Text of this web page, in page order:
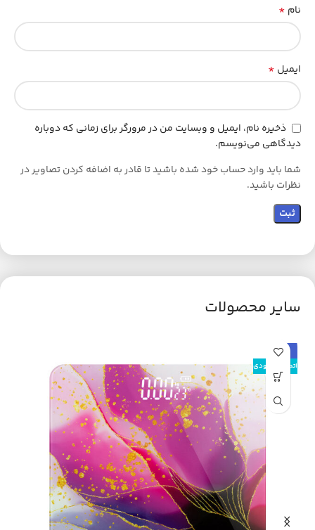
نام *
ایمیل *
ذخیره نام، ایمیل و وبسایت من در مرورگر برای زمانی که دوباره
دیدگاهی می‌نویسم.
شما باید وارد حساب خود شده باشید تا قادر به اضافه کردن تصاویر در
نظرات باشید.
سایر محصولات
حراج
اتمام موجودی